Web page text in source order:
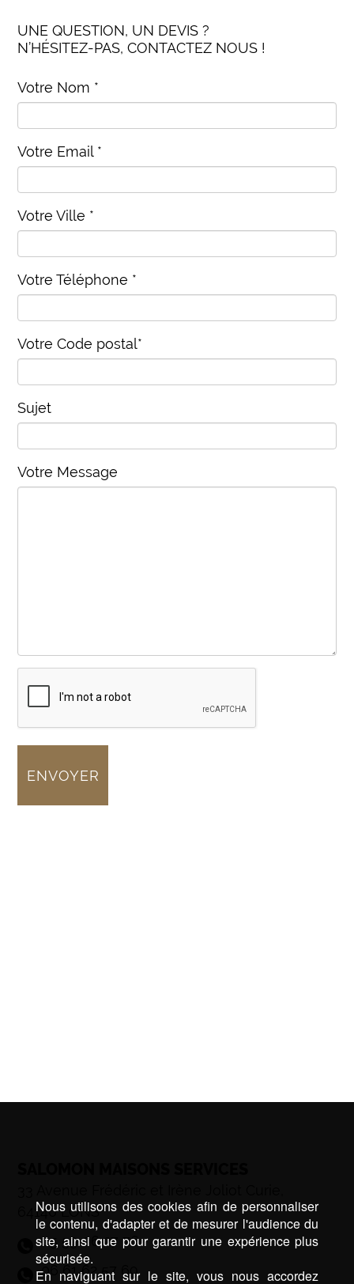
UNE QUESTION, UN DEVIS ?
N’HÉSITEZ-PAS, CONTACTEZ NOUS !
Votre Nom *
Votre Email *
Votre Ville *
Votre Téléphone *
Votre Code postal*
Sujet
Votre Message
64140 LONS
05 59 06 27 76
06 61 62 57 69
Nous utilisons des cookies afin de personnaliser
le contenu, d'adapter et de mesurer l'audience du
site, ainsi que pour garantir une expérience plus
sécurisée.
En naviguant sur le site, vous nous accordez